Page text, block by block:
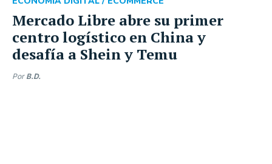
Mercado Libre abre su primer
centro logístico en China y
desafía a Shein y Temu
Por B.D.